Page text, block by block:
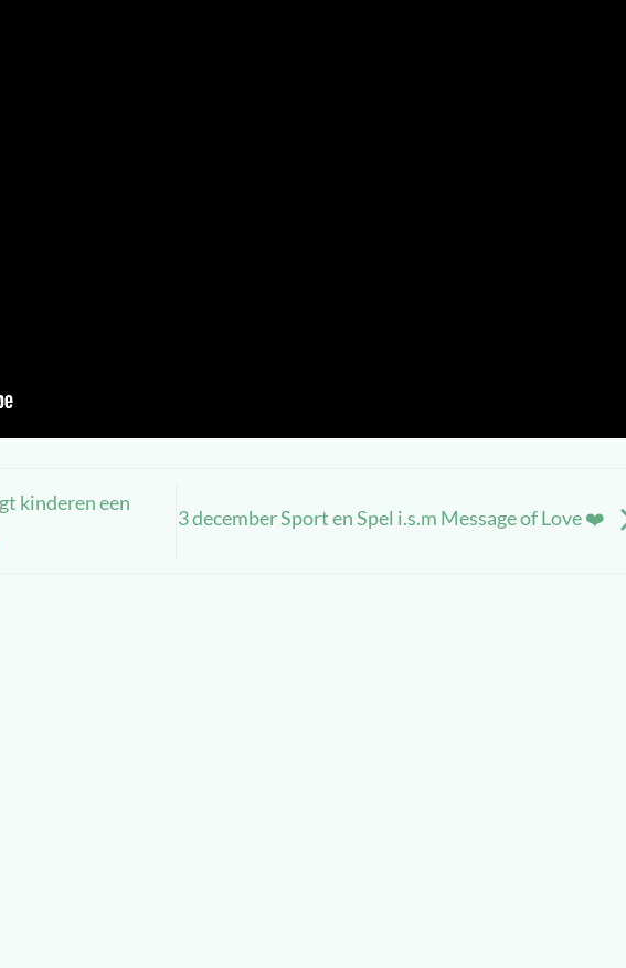
kinderen een
3 december Sport en Spel i.s.m Message of Love ❤️